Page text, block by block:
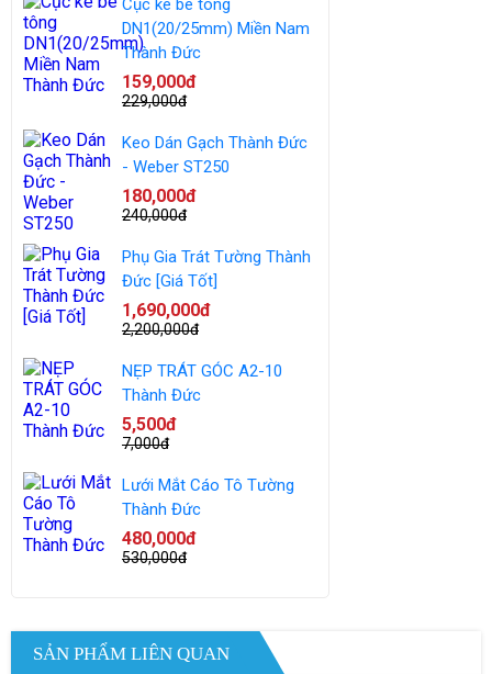
Cục kê bê tông
DN1(20/25mm) Miền Nam
Thành Đức
159,000đ
229,000đ
Keo Dán Gạch Thành Đức
- Weber ST250
180,000đ
240,000đ
Phụ Gia Trát Tường Thành
Đức [Giá Tốt]
1,690,000đ
2,200,000đ
NẸP TRÁT GÓC A2-10
Thành Đức
5,500đ
7,000đ
Lưới Mắt Cáo Tô Tường
Thành Đức
480,000đ
530,000đ
SẢN PHẨM LIÊN QUAN